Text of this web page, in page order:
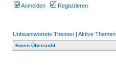
Anmelden Registrieren
Unbeantwortete Themen | Aktive Themen
Foren-Übersicht